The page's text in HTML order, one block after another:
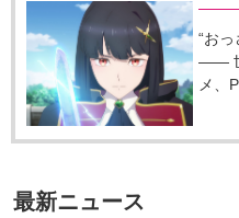
“お
――
メ、
最新ニュース